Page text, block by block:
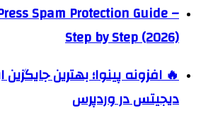
Spam Protection Guide –
Step by Step (2026)
🔥 افزونه پینوا؛ بهترین
دیجیتس در وردپرس